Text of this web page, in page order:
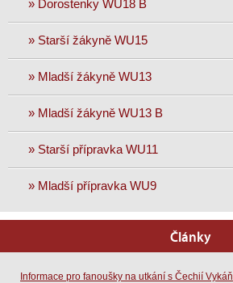
» Dorostenky WU18 B
» Starší žákyně WU15
» Mladší žákyně WU13
» Mladší žákyně WU13 B
» Starší přípravka WU11
» Mladší přípravka WU9
Články
Informace pro fanoušky na utkání s Čechií Vykáň